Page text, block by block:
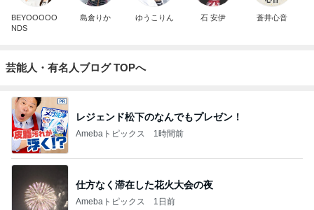
BEYOOOOO
NDS
島倉りか ゆうこりん 石 安伊 蒼井心音
芸能人・有名人ブログ TOPへ
レジェンド松下のなんでもプレゼン！
Amebaトピックス 1時間前
仕方なく滞在した花火大会の夜
Amebaトピックス 1日前